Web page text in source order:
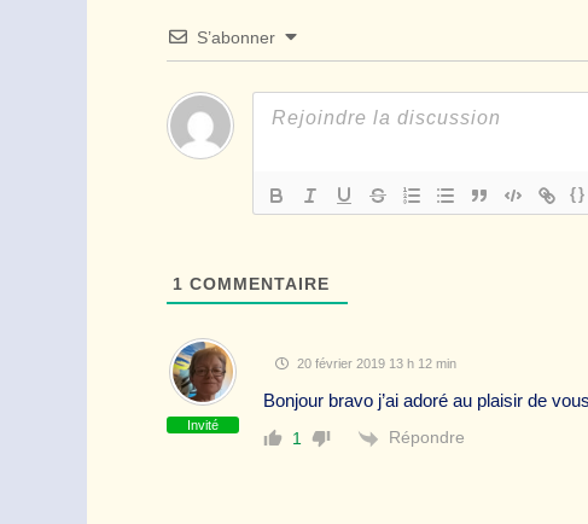
S’abonner
{}
1 COMMENTAIRE
Invité
20 février 2019 13 h 12 min
Bonjour bravo j’ai adoré au plaisir de
1 Répondre